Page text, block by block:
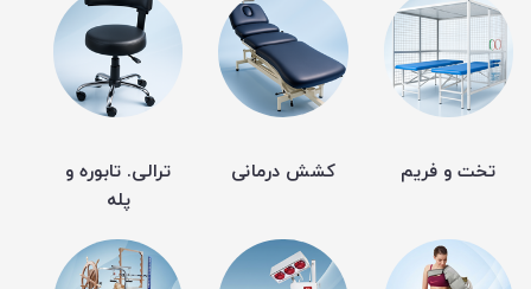
تخت و فریم کشش درمانی
ترالی. تابوره و
پله